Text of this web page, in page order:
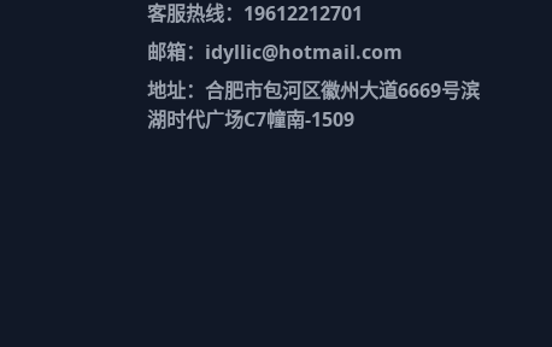
客服热线：19612212701
邮箱：idyllic@hotmail.com
地址：合肥市包河区徽州大道6669号滨
湖时代广场C7幢南-1509